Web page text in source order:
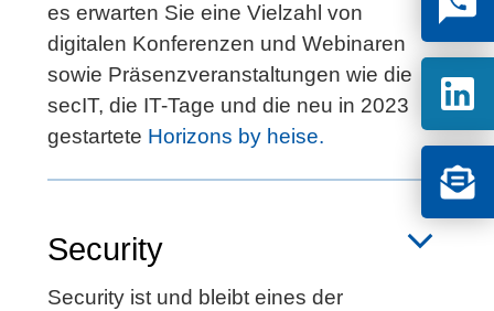
es erwarten Sie eine Vielzahl von
digitalen Konferenzen und Webinaren
sowie Präsenzveranstaltungen wie die
secIT, die IT-Tage und die neu in 2023
gestartete Horizons by heise.
Security
Security ist und bleibt eines der